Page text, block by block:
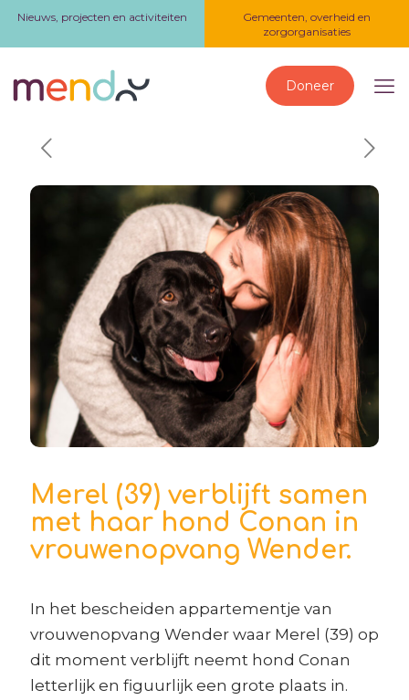
Nieuws, projecten en activiteiten
Gemeenten, overheid en
zorgorganisaties
Doneer
Merel (39) verblijft samen
met haar hond Conan in
vrouwenopvang Wender.
In het bescheiden appartementje van
vrouwenopvang Wender waar Merel (39) op
dit moment verblijft neemt hond Conan
letterlijk en figuurlijk een grote plaats in.